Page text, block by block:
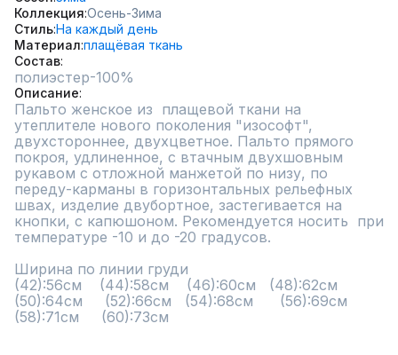
Коллекция Осень-Зима
СтильНа каждый день
Материал плащёвая ткань
Состав
полиэстер-100%
Описание
Пальто женское из  плащевой ткани на
утеплителе нового поколения "изософт",
двухстороннее, двухцветное. Пальто прямого
покроя, удлиненное, с втачным двухшовным
рукавом с отложной манжетой по низу, по
переду-карманы в горизонтальных рельефных
швах, изделие двубортное, застегивается на
кнопки, с капюшоном. Рекомендуется носить  при
температуре -10 и до -20 градусов.
Ширина по линии груди
(42):56см    (44):58см    (46):60см   (48):62см
(50):64см     (52):66см   (54):68см      (56):69см
(58):71см     (60):73см